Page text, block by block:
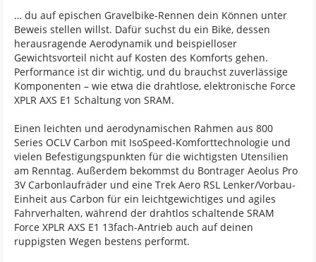
… du auf epischen Gravelbike-Rennen dein Können unter
Beweis stellen willst. Dafür suchst du ein Bike, dessen
herausragende Aerodynamik und beispielloser
Gewichtsvorteil nicht auf Kosten des Komforts gehen.
Performance ist dir wichtig, und du brauchst zuverlässige
Komponenten – wie etwa die drahtlose, elektronische Force
XPLR AXS E1 Schaltung von SRAM.
Einen leichten und aerodynamischen Rahmen aus 800
Series OCLV Carbon mit IsoSpeed-Komforttechnologie und
vielen Befestigungspunkten für die wichtigsten Utensilien
am Renntag. Außerdem bekommst du Bontrager Aeolus Pro
3V Carbonlaufräder und eine Trek Aero RSL Lenker/Vorbau-
Einheit aus Carbon für ein leichtgewichtiges und agiles
Fahrverhalten, während der drahtlos schaltende SRAM
Force XPLR AXS E1 13fach-Antrieb auch auf deinen
ruppigsten Wegen bestens performt.